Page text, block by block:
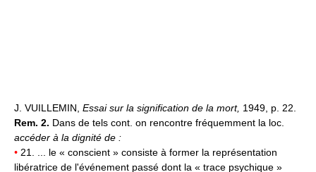
J. VUILLEMIN, Essai sur la signification de la mort, 1949, p. 22.
Rem. 2. Dans de tels cont. on rencontre fréquemment la loc.
accéder à la dignité de :
• 21. ... le « conscient » consiste à former la représentation
libératrice de l'événement passé dont la « trace psychique »